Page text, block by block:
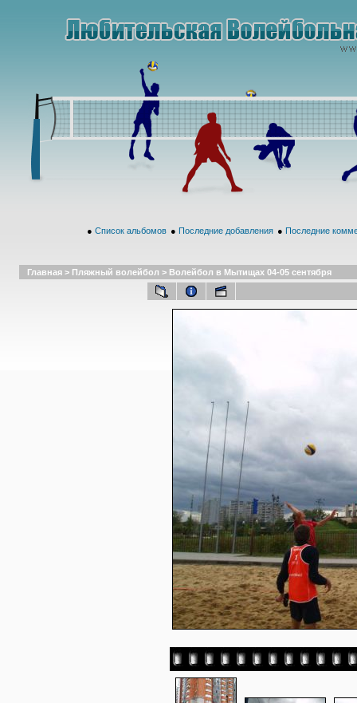
● Список альбомов ● Последние добавления ● Последние
Главная > Пляжный волейбол > Волейбол в Мытищах 04-05 сентября